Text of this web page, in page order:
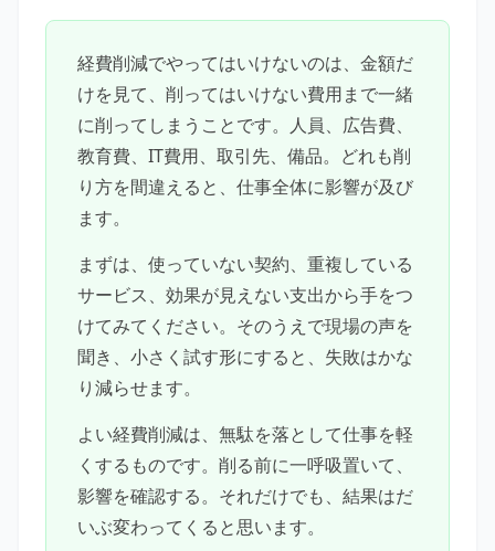
経費削減でやってはいけないのは、金額だ
けを見て、削ってはいけない費用まで一緒
に削ってしまうことです。人員、広告費、
教育費、IT費用、取引先、備品。どれも削
り方を間違えると、仕事全体に影響が及び
ます。
まずは、使っていない契約、重複している
サービス、効果が見えない支出から手をつ
けてみてください。そのうえで現場の声を
聞き、小さく試す形にすると、失敗はかな
り減らせます。
よい経費削減は、無駄を落として仕事を軽
くするものです。削る前に一呼吸置いて、
影響を確認する。それだけでも、結果はだ
いぶ変わってくると思います。